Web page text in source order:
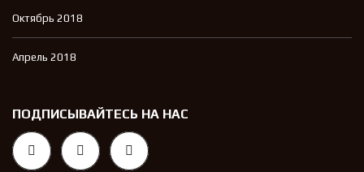
Октябрь 2018
Апрель 2018
ПОДПИСЫВАЙТЕСЬ НА НАС